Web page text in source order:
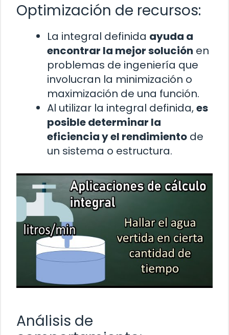
Optimización de recursos:
La integral definida ayuda a
encontrar la mejor solución en
problemas de ingeniería que
involucran la minimización o
maximización de una función.
Al utilizar la integral definida,es
posible determinar la
eficiencia y el rendimiento de
un sistema o estructura.
Análisis de